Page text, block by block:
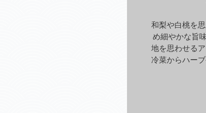
和梨や白桃を
め細やかな旨
地を思わせる
冷菜からハー